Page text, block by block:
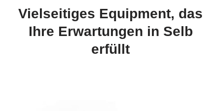
Vielseitiges Equipment, das
Ihre Erwartungen in Selb
erfüllt